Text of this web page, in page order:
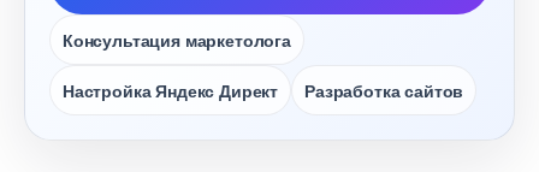
Консультация маркетолога
Настройка Яндекс Директ Разработка сайто